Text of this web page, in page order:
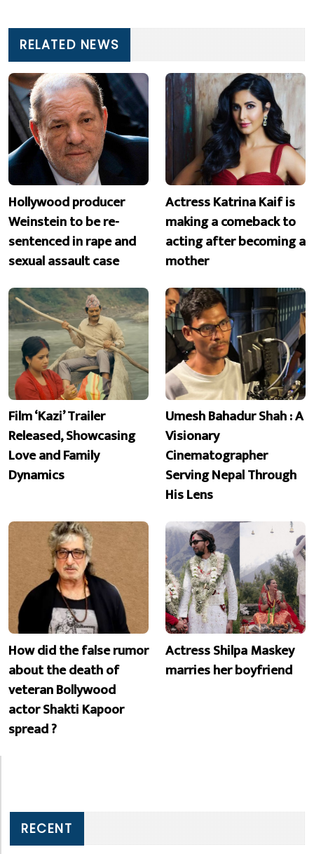
RELATED NEWS
Hollywood producer
Weinstein to be re-
sentenced in rape and
sexual assault case
Actress Katrina Kaif is
making a comeback to
acting after becoming a
mother
Film ‘Kazi’ Trailer
Released, Showcasing
Love and Family
Dynamics
Umesh Bahadur Shah : A
Visionary
Cinematographer
Serving Nepal Through
His Lens
How did the false rumor
about the death of
veteran Bollywood
actor Shakti Kapoor
spread ?
Actress Shilpa Maskey
marries her boyfriend
RECENT